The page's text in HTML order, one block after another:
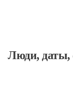
Люди, даты,